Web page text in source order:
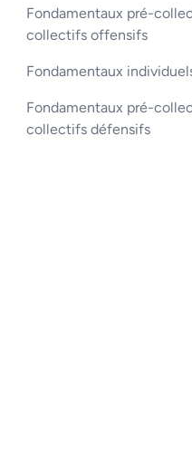
Fondamentaux pré-
collectifs offensifs
Fondamentaux
Fondamentaux pré-
collectifs défensifs